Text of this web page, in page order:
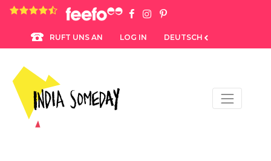
4.8 rating based on 1,234 ratings
RUFT UNS AN LOG IN DEUTSCH